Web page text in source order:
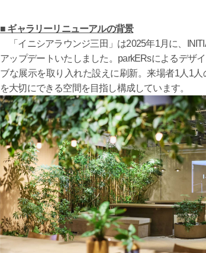
■ ギャラリーリニューアルの背景
「イニシアラウンジ三田」は2025年1月に、
アップデートいたしました。parkERsによるデザ
ブな展示を取り入れた設えに刷新。来場者1人1
を大切にできる空間を目指し構成しています。